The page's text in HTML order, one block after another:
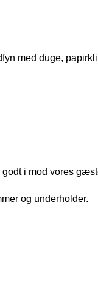
med duge,
i mod vores
og underholder.